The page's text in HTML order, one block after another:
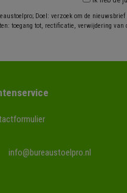
Doel: verzoek om de
toegang tot, rectificatie, verwijdering van
info@bureaustoelpro.nl